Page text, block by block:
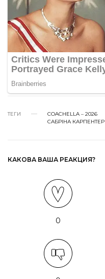
ТЕГИ COACHELLA – 2026
САБРІНА КАРПЕНТЕР
КАКОВА ВАША РЕАКЦИЯ?
0